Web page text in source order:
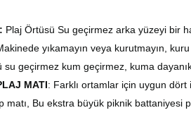
Plaj Örtüsü Su geçirmez arka yüzeyi bir
yıkamayın veya kurutmayın,
su geçirmez kum geçirmez, kuma
MATI: Farklı ortamlar için uygun dört
matı, Bu ekstra büyük piknik